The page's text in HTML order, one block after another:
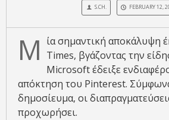
S.CH. FEBRUARY 12,
Μ ία σημαντική αποκάλυψη
Times, βγάζοντας την
Microsoft έδειξε
απόκτηση του Pinterest.
δημοσίευμα, οι
προχωρήσει.